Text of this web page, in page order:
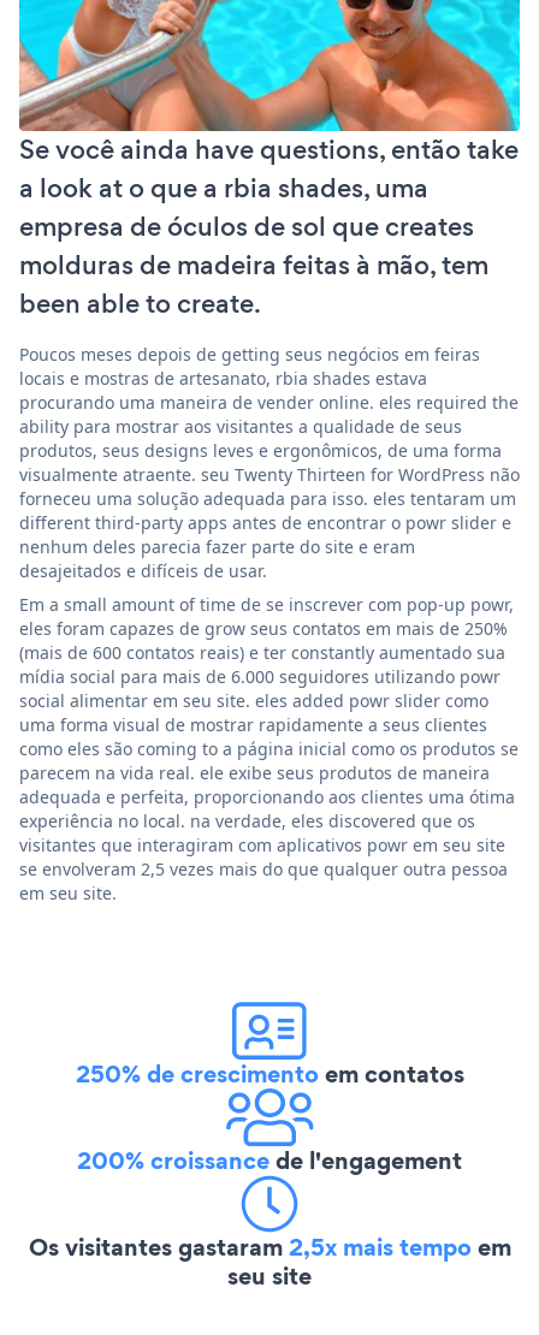
Se você ainda have questions, então take
a look at o que a rbia shades, uma
empresa de óculos de sol que creates
molduras de madeira feitas à mão, tem
been able to create.
Poucos meses depois de getting seus negócios em feiras
locais e mostras de artesanato, rbia shades estava
procurando uma maneira de vender online. eles required the
ability para mostrar aos visitantes a qualidade de seus
produtos, seus designs leves e ergonômicos, de uma forma
visualmente atraente. seu Twenty Thirteen for WordPress não
forneceu uma solução adequada para isso. eles tentaram um
different third-party apps antes de encontrar o powr slider e
nenhum deles parecia fazer parte do site e eram
desajeitados e difíceis de usar.
Em a small amount of time de se inscrever com pop-up powr,
eles foram capazes de grow seus contatos em mais de 250%
(mais de 600 contatos reais) e ter constantly aumentado sua
mídia social para mais de 6.000 seguidores utilizando powr
social alimentar em seu site. eles added powr slider como
uma forma visual de mostrar rapidamente a seus clientes
como eles são coming to a página inicial como os produtos se
parecem na vida real. ele exibe seus produtos de maneira
adequada e perfeita, proporcionando aos clientes uma ótima
experiência no local. na verdade, eles discovered que os
visitantes que interagiram com aplicativos powr em seu site
se envolveram 2,5 vezes mais do que qualquer outra pessoa
em seu site.
250% de crescimentoem contatos
200% croissancede l'engagement
Os visitantes gastaram2,5x mais tempoem
seu site